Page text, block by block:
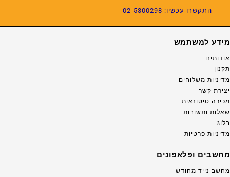
התקשרו עכשיו: 02-5300298
מידע למשתמש
אודותינו
תקנון
מדיניות משלוחים
יצירת קשר
מכירה סיטונאית
שאלות ותשובות
בלוג
מדיניות פרטיות
מחשבים ופלאפונים
מחשב נייד מחודש